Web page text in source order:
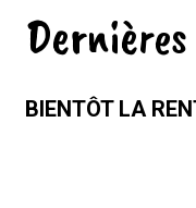
BIENTÔT LA